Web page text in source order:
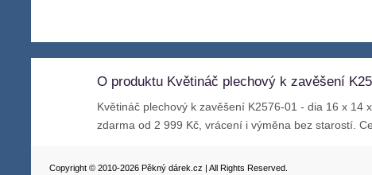
O produktu Květináč plechový k zavěšení
Květináč plechový k zavěšení K2576-01 - dia 16 x 14
zdarma od 2 999 Kč, vrácení i výměna bez starostí.
Copyright © 2010-2026 Pěkný dárek.cz | All Rights Reserved.